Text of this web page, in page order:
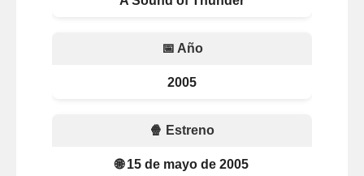
📅 Año
2005
🍿 Estreno
🌐 15 de mayo de 2005